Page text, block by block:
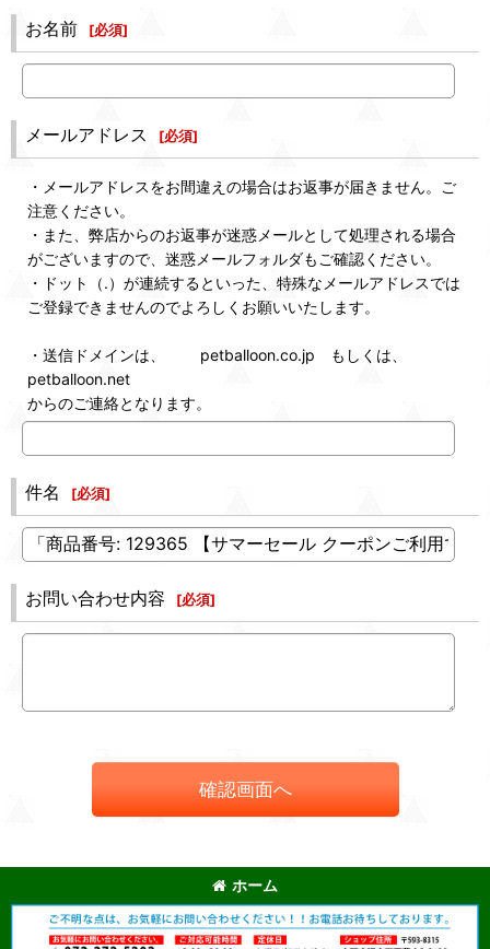
お名前 [必須]
メールアドレス [必須]
・メールアドレスをお間違えの場合はお返事が届きません。ご
注意ください。
・また、弊店からのお返事が迷惑メールとして処理される場合
がございますので、迷惑メールフォルダもご確認ください。
・ドット（.）が連続するといった、特殊なメールアドレスでは
ご登録できませんのでよろしくお願いいたします。
・送信ドメインは、 petballoon.co.jp もしくは、
petballoon.net
からのご連絡となります。
件名 [必須]
お問い合わせ内容 [必須]
確認画面へ
ホーム